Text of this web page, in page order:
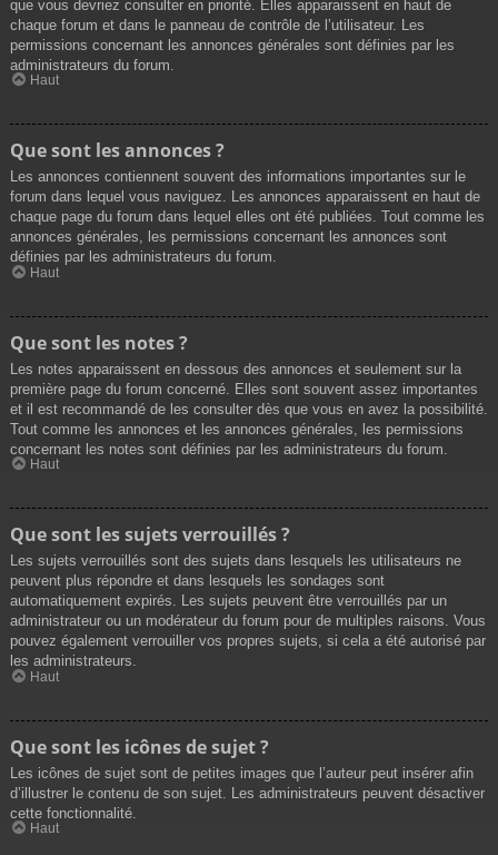
que vous devriez consulter en priorité. Elles apparaissent en haut de
chaque forum et dans le panneau de contrôle de l’utilisateur. Les
permissions concernant les annonces générales sont définies par les
administrateurs du forum.
Haut
Que sont les annonces ?
Les annonces contiennent souvent des informations importantes sur le
forum dans lequel vous naviguez. Les annonces apparaissent en haut de
chaque page du forum dans lequel elles ont été publiées. Tout comme les
annonces générales, les permissions concernant les annonces sont
définies par les administrateurs du forum.
Haut
Que sont les notes ?
Les notes apparaissent en dessous des annonces et seulement sur la
première page du forum concerné. Elles sont souvent assez importantes
et il est recommandé de les consulter dès que vous en avez la possibilité.
Tout comme les annonces et les annonces générales, les permissions
concernant les notes sont définies par les administrateurs du forum.
Haut
Que sont les sujets verrouillés ?
Les sujets verrouillés sont des sujets dans lesquels les utilisateurs ne
peuvent plus répondre et dans lesquels les sondages sont
automatiquement expirés. Les sujets peuvent être verrouillés par un
administrateur ou un modérateur du forum pour de multiples raisons. Vous
pouvez également verrouiller vos propres sujets, si cela a été autorisé par
les administrateurs.
Haut
Que sont les icônes de sujet ?
Les icônes de sujet sont de petites images que l’auteur peut insérer afin
d’illustrer le contenu de son sujet. Les administrateurs peuvent désactiver
cette fonctionnalité.
Haut